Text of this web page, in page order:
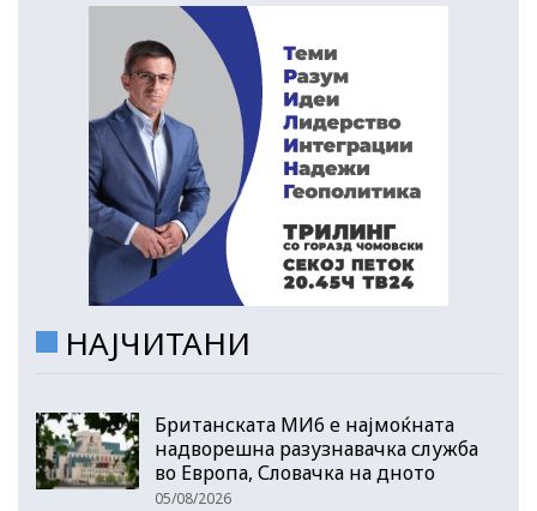
НАЈЧИТАНИ
Британската МИ6 е најмоќната
надворешна разузнавачка служба
во Европа, Словачка на дното
05/08/2026